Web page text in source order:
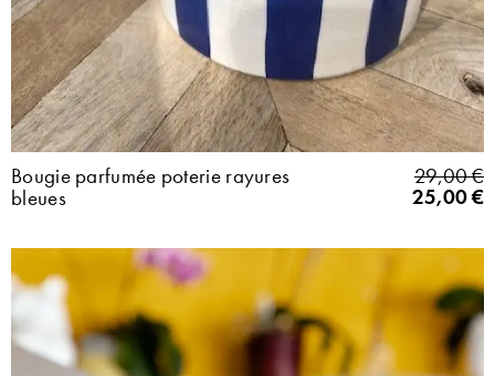
Bougie parfumée poterie rayures
bleues
29,00€
25,00€